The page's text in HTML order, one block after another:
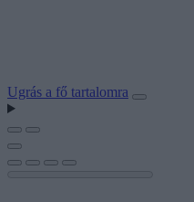
Ugrás a fő tartalomra